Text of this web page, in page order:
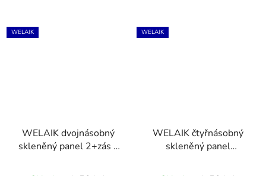
WELAIK
WELAIK dvojnásobný
skleněný panel 2+zás -
WELAIK
WELAIK čtyřnásobný
skleněný panel